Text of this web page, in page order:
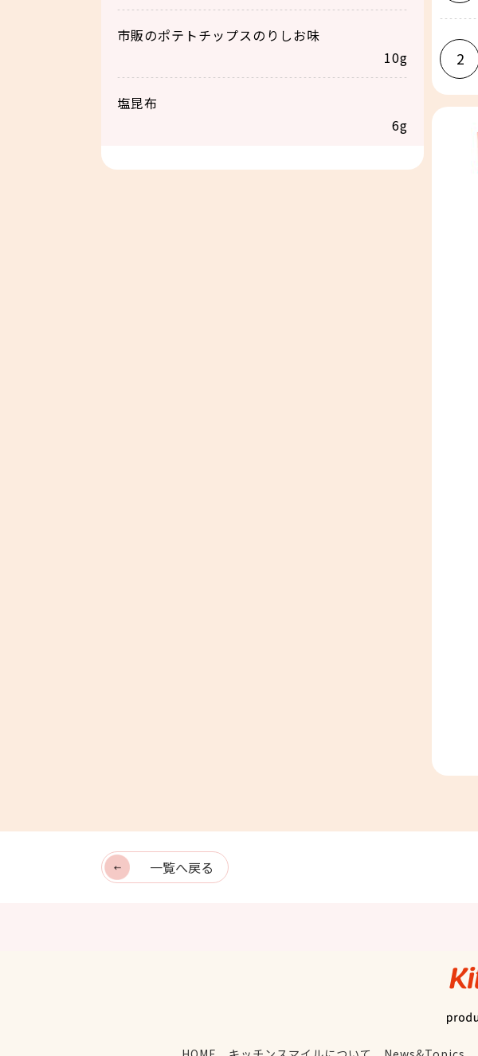
市販のポテトチップスのりしお味
10g
塩昆布
6g
2
一覧へ戻る